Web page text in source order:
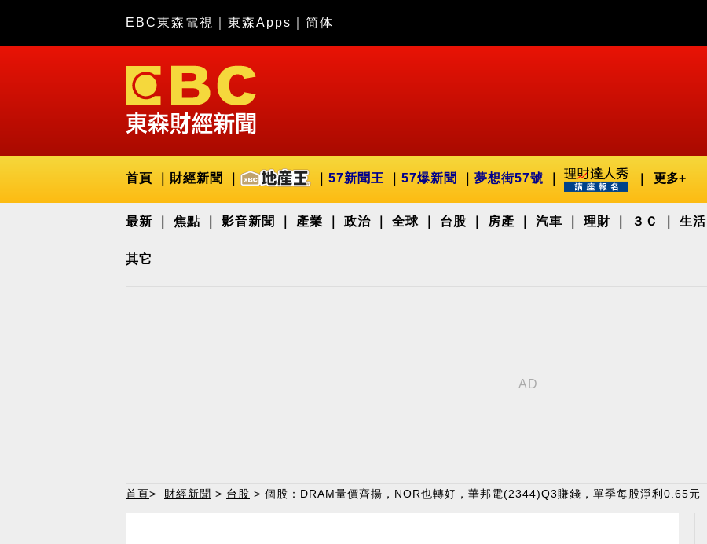
EBC東森電視 東森Apps 简体
首頁 財經新聞 57新聞王 57爆新聞 夢想街57號 更多+
最新 焦點 影音新聞 產業 政治 全球 台股 房產 汽車 理財 ３Ｃ 生活
其它
首頁> 財經新聞 > 台股 > 個股：DRAM量價齊揚，NOR也轉好，華邦電(2344)Q3賺錢，單季每股淨利0.65元